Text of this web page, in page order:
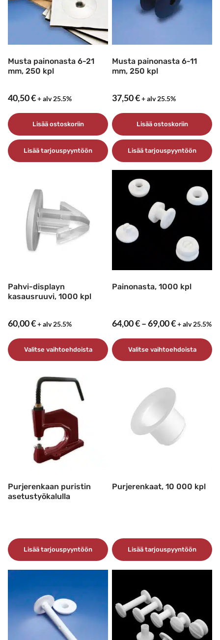
valinnat
tuotteen
Musta painonasta 6-21
mm, 250 kpl
40,50€+ alv 25.5%
Lisää ostoskoriin
Lisää tarjouspyyntöön
Musta painonasta 6-11
mm, 250 kpl
37,50€+ alv 25.5%
Lisää ostoskoriin
Lisää tarjouspyyntöön
Pahvi-displayn
kasausruuvi, 1000 kpl
60,00€+ alv 25.5%
Valitse vaihtoehdoista
tuotteella
useampi
muunnelma.
valinnat
sivulla.
Painonasta, 1000 kpl
64,00€–69,00€
-
69,00 €
+ alv 25.5%
Valitse vaihtoehdoista
useampi
muunnelma.
sivulla.
Purjerenkaan puristin
asetustyökalulla
Lisää tarjouspyyntöön
Purjerenkaat, 10 000 kpl
Lisää tarjouspyyntöön